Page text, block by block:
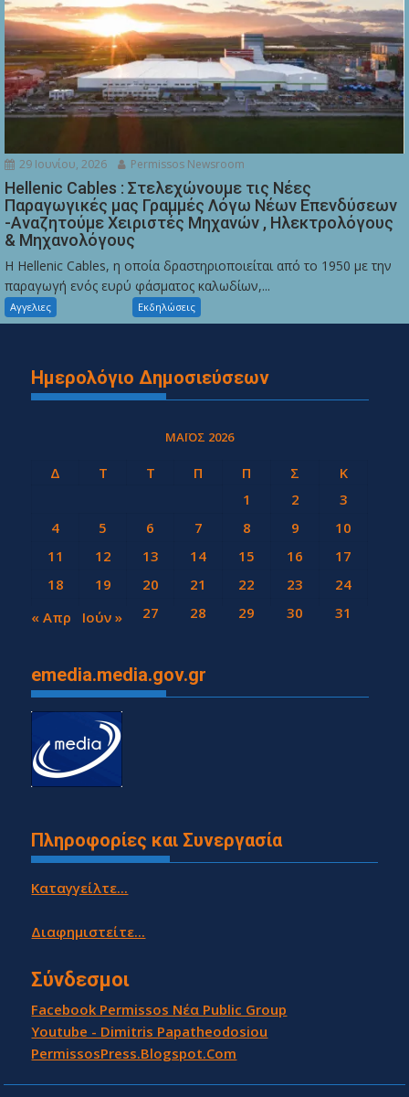
29 Ιουνίου, 2026 Permissos Newsroom
Hellenic Cables : Στελεχώνουμε τις Νέες
Παραγωγικές μας Γραμμές Λόγω Νέων Επενδύσεων
-Αναζητούμε Χειριστές Μηχανών , Ηλεκτρολόγους
& Μηχανολόγους
Η Hellenic Cables, η οποία δραστηριοποιείται από το 1950 με την
παραγωγή ενός ευρύ φάσματος καλωδίων,...
Αγγελιες Εκδηλώσεις
Ημερολόγιο Δημοσιεύσεων
ΜΆΙΟΣ 2026
Δ Τ Τ Π Π Σ
Κ
1
2
3
4
5 6 7 8 9
10
11
12 13 14 15 16
17
18
19 20 21 22 23
24
25
26 27 28 29 30 31
« Απρ Ιούν »
emedia.media.gov.gr
Πληροφορίες και Συνεργασία
Καταγγείλτε...
Διαφημιστείτε...
Σύνδεσμοι
Facebook Permissos Νέα Public Group
Youtube - Dimitris Papatheodosiou
PermissosPress.Blogspot.Com